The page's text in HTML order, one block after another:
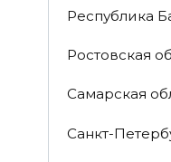
Республика
Ростовская
Самарская
Санкт-